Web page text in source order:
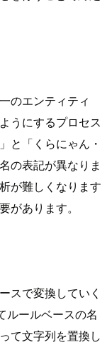
のエンティティ
うにするプロセス
と「くらにゃん・
の表記が異なりま
が難しくなります
があります。
スで変換していく
ルールベースの名
て文字列を置換し